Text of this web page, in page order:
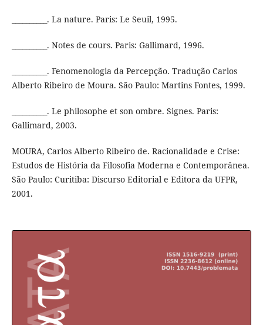
__________. La nature. Paris: Le Seuil, 1995.
__________. Notes de cours. Paris: Gallimard, 1996.
__________. Fenomenologia da Percepção. Tradução Carlos
Alberto Ribeiro de Moura. São Paulo: Martins Fontes, 1999.
__________. Le philosophe et son ombre. Signes. Paris:
Gallimard, 2003.
MOURA, Carlos Alberto Ribeiro de. Racionalidade e Crise:
Estudos de História da Filosofia Moderna e Contemporânea.
São Paulo: Curitiba: Discurso Editorial e Editora da UFPR,
2001.